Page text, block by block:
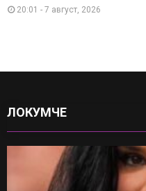
20:01 - 7 август, 2026
ЛОКУМЧЕ